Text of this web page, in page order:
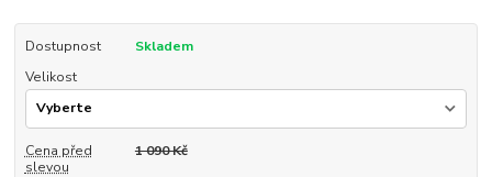
Dostupnost
Skladem
Velikost
Cena před
slevou
1 090 Kč